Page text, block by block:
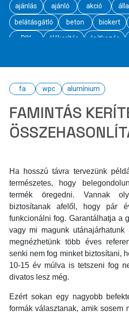
ajánlás ajánló akció
belátásgátló beton biokert
DIY élőkerítés építkezés
kertész kerti kiegészítő
környezetvédelem
összehasonlítás projektbemutató
tekercses telepítés
fa wpc alumínium
FAMINTÁS
Ha hosszú távra tervezünk
természetes, hogy
termék öregedni. Vannak
biztosítanak afelől, hogy pár
funkcionálni fog. Garantálhatja a
vagy mi magunk
megnézhetünk több éves
senki nem fog minket biztosítani,
10-15 év múlva is tetszeni fog
divatos lesz még.
Ezért sokan egy nagyobb
formák választanak, amik sosem